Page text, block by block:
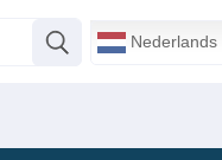
Nederlands